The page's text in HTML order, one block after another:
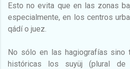
Esto no evita que en las zonas
especialmente, en los centros
qádí o juez.
No sólo en las hagiografías sino
históricas los suyüj (plural de